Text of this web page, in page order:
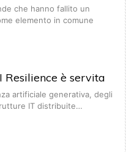
che hanno fallito un
elemento in comune
Resilience è servita
artificiale generativa, degli
IT distribuite…